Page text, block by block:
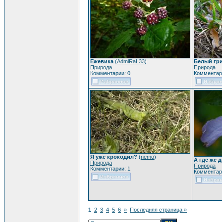
Ежевика (AdmiRaL33)
Природа
Комментарии: 0
Белый
Природа
Я уже крокодил? (nemo)
Природа
Комментарии: 1
А где же
Природа
1 2 3 4 5 6 » Последняя страница »